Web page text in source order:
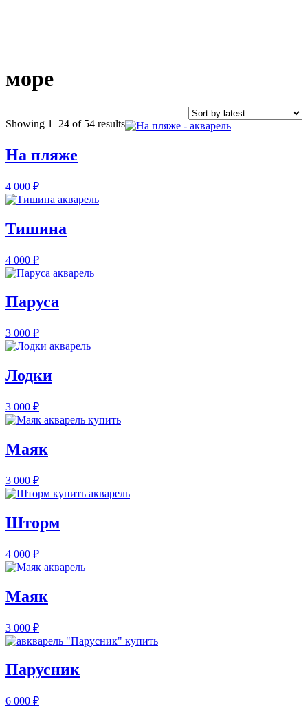
море
Showing 1–24 of 54 results
На пляже
4 000 ₽
Тишина
4 000 ₽
Паруса
3 000 ₽
Лодки
3 000 ₽
Маяк
3 000 ₽
Шторм
4 000 ₽
Маяк
3 000 ₽
Парусник
6 000 ₽